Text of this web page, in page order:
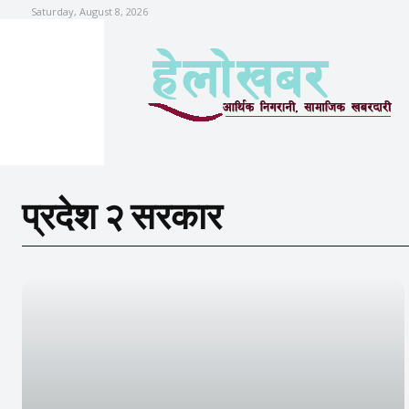
Saturday, August 8, 2026
प्रदेश २ सरकार